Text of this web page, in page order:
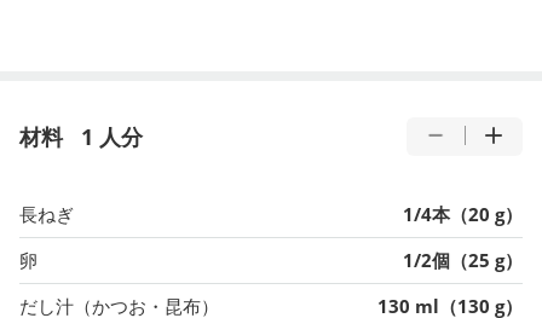
材料 1 人分
長ねぎ
1/4本（20 g）
卵
1/2個（25 g）
だし汁（かつお・昆布）
130 ml（130 g）